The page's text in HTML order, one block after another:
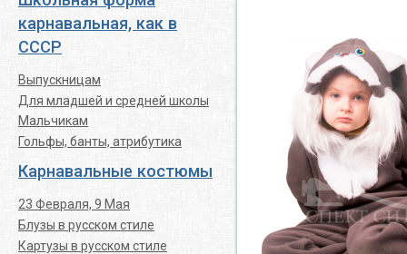
карнавальная, как в
СССР
Выпускницам
Для младшей и средней школы
Мальчикам
Гольфы, банты, атрибутика
Карнавальные костюмы
23 Февраля, 9 Мая
Блузы в русском стиле
Картузы в русском стиле